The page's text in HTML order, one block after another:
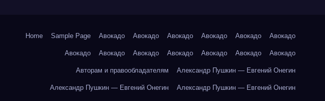
Home Sample Page Авокадо Авокадо Авокадо Авокадо Авокадо Авокадо
Авокадо Авокадо Авокадо Авокадо Авокадо Авокадо Авокадо
Авторам и правообладателям Александр Пушкин — Евгений Онегин
Александр Пушкин — Евгений Онегин Александр Пушкин — Евгений Онегин